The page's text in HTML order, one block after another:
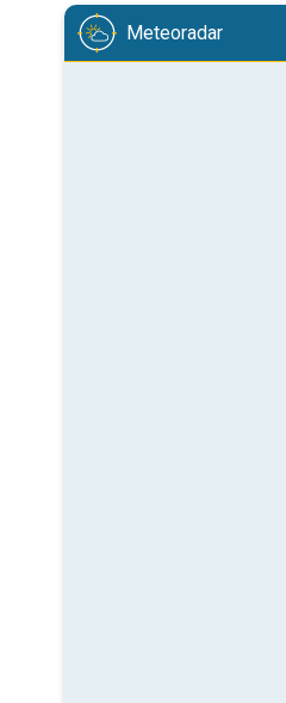
Meteoradar